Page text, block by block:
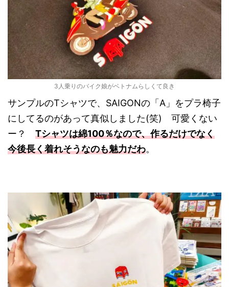
3人乗りのバイク娘がベトナムらしくて良き
サンプルのTシャツで、SAIGONの「A」をプラ椅子
にしてるのがあって真似しました(笑) 可愛くない
ー？ Tシャツは綿100％なので、作るだけでなく
今後長く着れそうなのも魅力だわ。